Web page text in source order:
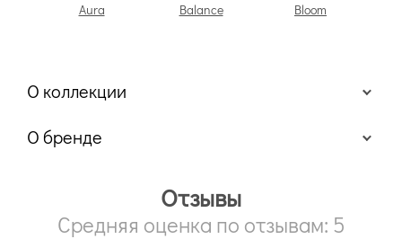
Aura Balance Bloom
О коллекции
О бренде
Отзывы
Средняя оценка по отзывам: 5